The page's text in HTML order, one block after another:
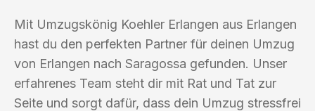
Mit Umzugskönig Koehler Erlangen aus Erlangen
hast du den perfekten Partner für deinen Umzug
von Erlangen nach Saragossa gefunden. Unser
erfahrenes Team steht dir mit Rat und Tat zur
Seite und sorgt dafür, dass dein Umzug stressfrei